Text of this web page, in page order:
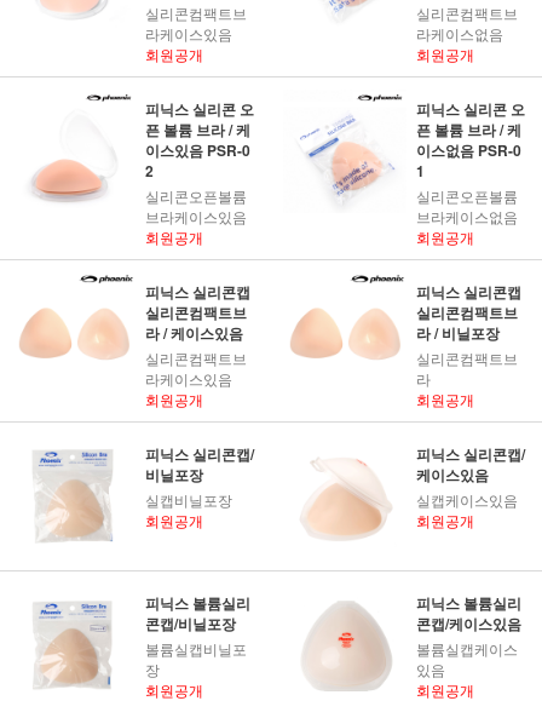
실리콘컴팩트브
라케이스있음
회원공개
실리콘컴팩트브
라케이스없음
회원공개
피닉스 실리콘 오
픈 볼륨 브라 / 케
이스있음 PSR-0
2
실리콘오픈볼륨
브라케이스있음
회원공개
피닉스 실리콘 오
픈 볼륨 브라 / 케
이스없음 PSR-0
1
실리콘오픈볼륨
브라케이스없음
회원공개
피닉스 실리콘캡
실리콘컴팩트브
라 / 케이스있음
실리콘컴팩트브
라케이스있음
회원공개
피닉스 실리콘캡
실리콘컴팩트브
라 / 비닐포장
실리콘컴팩트브
라
회원공개
피닉스 실리콘캡/
비닐포장
실캡비닐포장
회원공개
피닉스 실리콘캡/
케이스있음
실캡케이스있음
회원공개
피닉스 볼륨실리
콘캡/비닐포장
볼륨실캡비닐포
장
회원공개
피닉스 볼륨실리
콘캡/케이스있음
볼륨실캡케이스
있음
회원공개